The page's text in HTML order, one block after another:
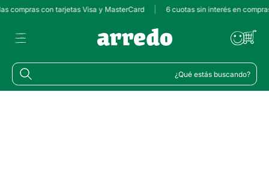
compras con tarjetas Visa y MasterCard 6 cuotas sin interés en
¿Qué estás buscando?